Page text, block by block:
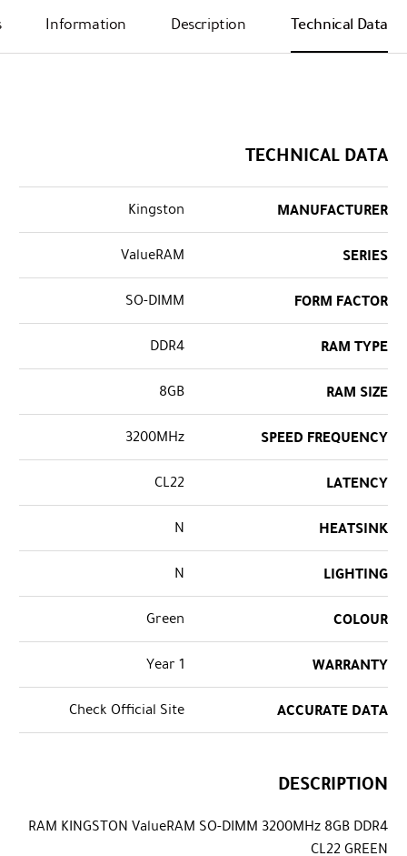
Technical Data
Description
Information
TECHNICAL DATA
MANUFACTURER
Kingston
SERIES
ValueRAM
FORM FACTOR
SO-DIMM
RAM TYPE
DDR4
RAM SIZE
8GB
SPEED FREQUENCY
3200MHz
LATENCY
CL22
HEATSINK
N
LIGHTING
N
COLOUR
Green
WARRANTY
1 Year
ACCURATE DATA
Check Official Site
DESCRIPTION
RAM KINGSTON ValueRAM SO-DIMM 3200MHz 8GB DDR4
CL22 GREEN